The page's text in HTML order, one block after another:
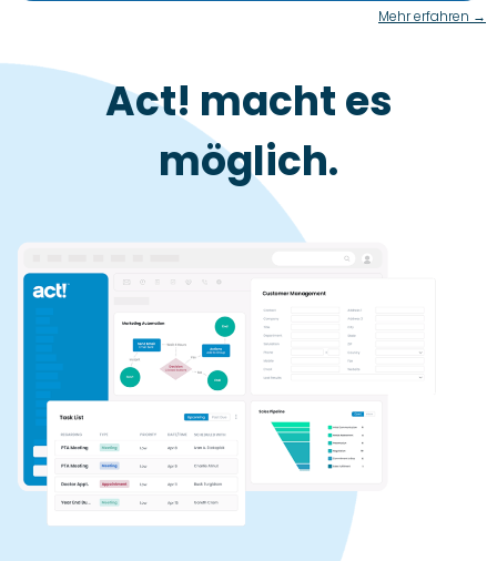
Mehr erfahren →
Act! macht es
möglich.